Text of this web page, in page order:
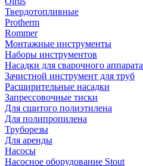
Твердотопливные
Protherm
Rommer
Монтажные инструменты
Наборы инструментов
Насадки для сварочного аппарата
Зачистной инструмент для труб
Расширительные насадки
Запрессовочные тиски
Для сшитого полиэтилена
Для полипропилена
Труборезы
Для аренды
Насосы
Насосное оборудование Stout